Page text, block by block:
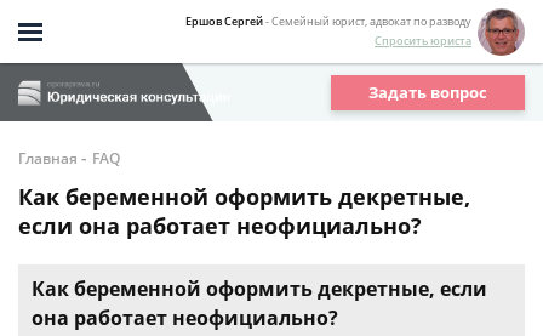
Ершов Сергей- Семейный юрист, адвокат по разводу
Спросить юриста
Задать вопрос
Главная - FAQ
Как беременной оформить декретные,
если она работает неофициально?
Как беременной оформить декретные, если
она работает неофициально?